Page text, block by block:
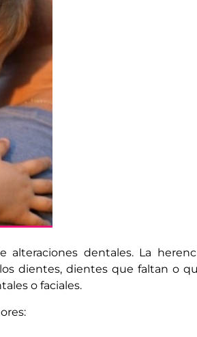
dentales. La
dientes, dientes que faltan o
o faciales.